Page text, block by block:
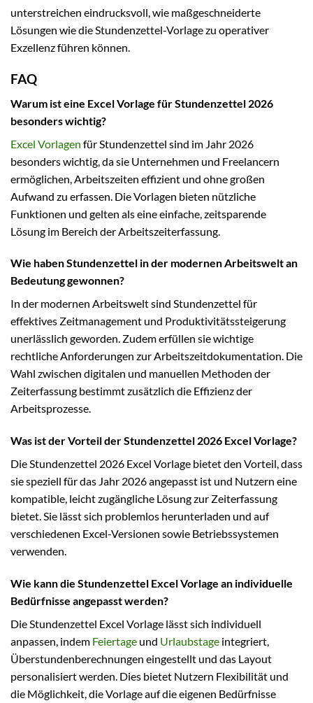
unterstreichen eindrucksvoll, wie maßgeschneiderte
Lösungen wie die Stundenzettel-Vorlage zu operativer
Exzellenz führen können.
FAQ
Warum ist eine Excel Vorlage für Stundenzettel 2026
besonders wichtig?
Excel Vorlagen für Stundenzettel sind im Jahr 2026
besonders wichtig, da sie Unternehmen und Freelancern
ermöglichen, Arbeitszeiten effizient und ohne großen
Aufwand zu erfassen. Die Vorlagen bieten nützliche
Funktionen und gelten als eine einfache, zeitsparende
Lösung im Bereich der Arbeitszeiterfassung.
Wie haben Stundenzettel in der modernen Arbeitswelt an
Bedeutung gewonnen?
In der modernen Arbeitswelt sind Stundenzettel für
effektives Zeitmanagement und Produktivitätssteigerung
unerlässlich geworden. Zudem erfüllen sie wichtige
rechtliche Anforderungen zur Arbeitszeitdokumentation. Die
Wahl zwischen digitalen und manuellen Methoden der
Zeiterfassung bestimmt zusätzlich die Effizienz der
Arbeitsprozesse.
Was ist der Vorteil der Stundenzettel 2026 Excel Vorlage?
Die Stundenzettel 2026 Excel Vorlage bietet den Vorteil, dass
sie speziell für das Jahr 2026 angepasst ist und Nutzern eine
kompatible, leicht zugängliche Lösung zur Zeiterfassung
bietet. Sie lässt sich problemlos herunterladen und auf
verschiedenen Excel-Versionen sowie Betriebssystemen
verwenden.
Wie kann die Stundenzettel Excel Vorlage an individuelle
Bedürfnisse angepasst werden?
Die Stundenzettel Excel Vorlage lässt sich individuell
anpassen, indem Feiertage und Urlaubstage integriert,
Überstundenberechnungen eingestellt und das Layout
personalisiert werden. Dies bietet Nutzern Flexibilität und
die Möglichkeit, die Vorlage auf die eigenen Bedürfnisse